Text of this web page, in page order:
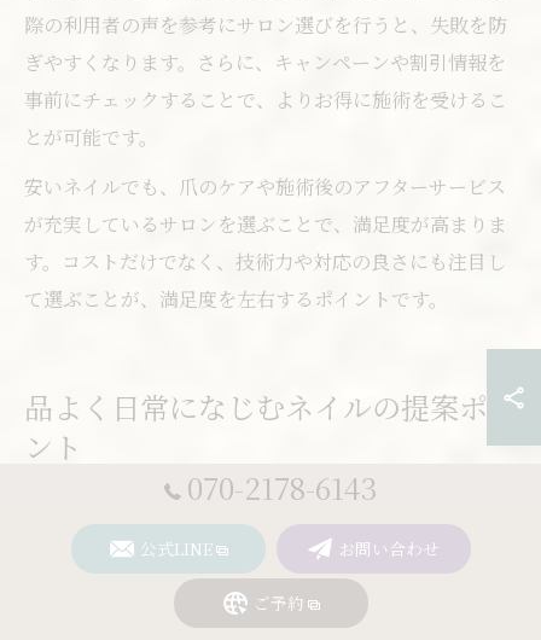
際の利用者の声を参考にサロン選びを行うと、失敗を防
ぎやすくなります。さらに、キャンペーンや割引情報を
事前にチェックすることで、よりお得に施術を受けるこ
とが可能です。
安いネイルでも、爪のケアや施術後のアフターサービス
が充実しているサロンを選ぶことで、満足度が高まりま
す。コストだけでなく、技術力や対応の良さにも注目し
て選ぶことが、満足度を左右するポイントです。
品よく日常になじむネイルの提案ポイ
ント
日常使いしやすいネイルデザイン
の特徴とは
070-2178-6143
公式LINE お問い合わせ
ご予約